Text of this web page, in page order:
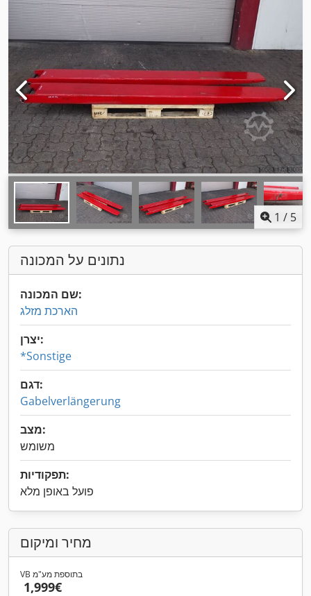
1 / 5
נתונים על המכונה
שם המכונה:
הארכת מזלג
יצרן:
*Sonstige
דגם:
Gabelverlängerung
מצב:
משומש
תפקודיות:
פועל באופן מלא
מחיר ומיקום
VB בתוספת מע"מ
‏1,999 ‏€